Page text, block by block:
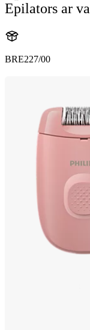
Epilators ar
BRE227/00